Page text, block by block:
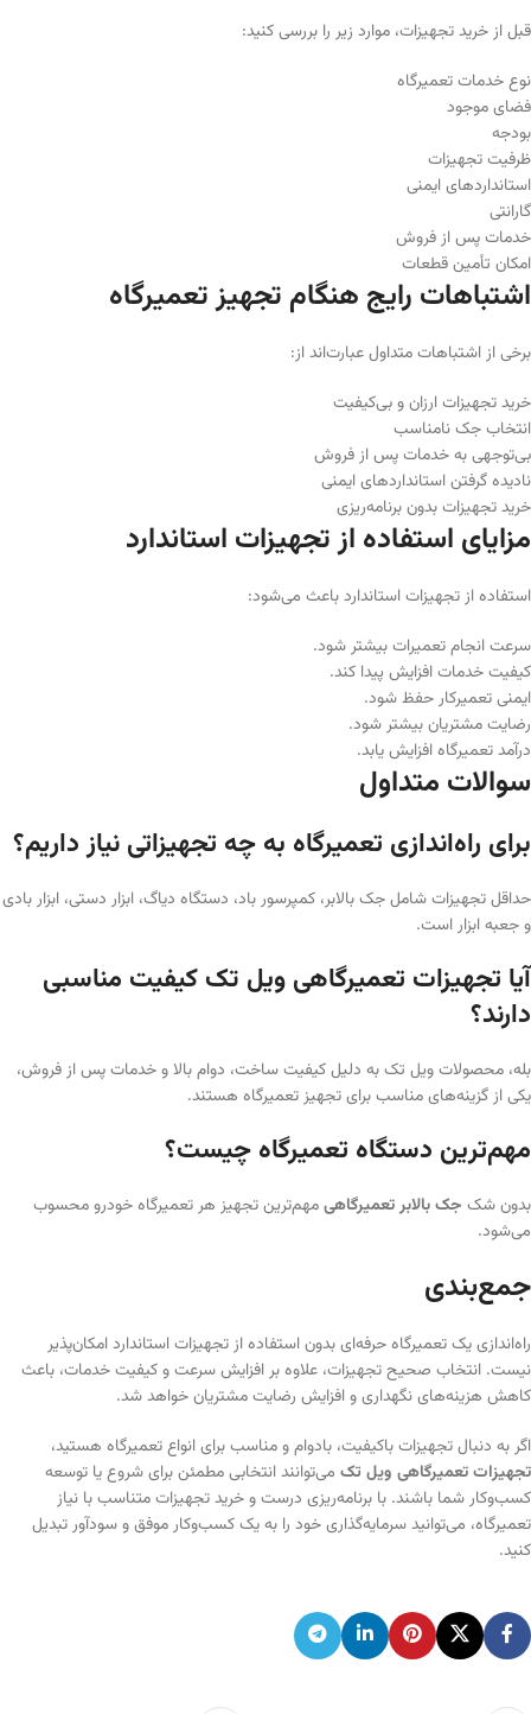
قبل از خرید تجهیزات، موارد زیر را بررسی کنید:
نوع خدمات تعمیرگاه
فضای موجود
بودجه
ظرفیت تجهیزات
استانداردهای ایمنی
گارانتی
خدمات پس از فروش
امکان تأمین قطعات
اشتباهات رایج هنگام تجهیز تعمیرگاه
برخی از اشتباهات متداول عبارت‌اند از:
خرید تجهیزات ارزان و بی‌کیفیت
انتخاب جک نامناسب
بی‌توجهی به خدمات پس از فروش
نادیده گرفتن استانداردهای ایمنی
خرید تجهیزات بدون برنامه‌ریزی
مزایای استفاده از تجهیزات استاندارد
استفاده از تجهیزات استاندارد باعث می‌شود:
سرعت انجام تعمیرات بیشتر شود.
کیفیت خدمات افزایش پیدا کند.
ایمنی تعمیرکار حفظ شود.
رضایت مشتریان بیشتر شود.
درآمد تعمیرگاه افزایش یابد.
سوالات متداول
برای راه‌اندازی تعمیرگاه به چه تجهیزاتی نیاز داریم؟
حداقل تجهیزات شامل جک بالابر، کمپرسور باد، دستگاه دیاگ، ابزار دستی، ابزار بادی
و جعبه ابزار است.
آیا تجهیزات تعمیرگاهی ویل تک کیفیت مناسبی
دارند؟
بله، محصولات ویل تک به دلیل کیفیت ساخت، دوام بالا و خدمات پس از فروش،
یکی از گزینه‌های مناسب برای تجهیز تعمیرگاه هستند.
مهم‌ترین دستگاه تعمیرگاه چیست؟
بدون شک جک بالابر تعمیرگاهیمهم‌ترین تجهیز هر تعمیرگاه خودرو محسوب
می‌شود.
جمع‌بندی
راه‌اندازی یک تعمیرگاه حرفه‌ای بدون استفاده از تجهیزات استاندارد امکان‌پذیر
نیست. انتخاب صحیح تجهیزات، علاوه بر افزایش سرعت و کیفیت خدمات، باعث
کاهش هزینه‌های نگهداری و افزایش رضایت مشتریان خواهد شد.
اگر به دنبال تجهیزات باکیفیت، بادوام و مناسب برای انواع تعمیرگاه هستید،
تجهیزات تعمیرگاهی ویل تک می‌توانند انتخابی مطمئن برای شروع یا توسعه
کسب‌وکار شما باشند. با برنامه‌ریزی درست و خرید تجهیزات متناسب با نیاز
تعمیرگاه، می‌توانید سرمایه‌گذاری خود را به یک کسب‌وکار موفق و سودآور تبدیل
کنید.